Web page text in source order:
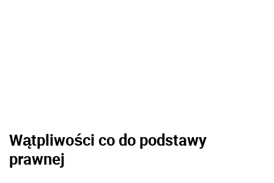
Wątpliwości co do podstawy
prawnej